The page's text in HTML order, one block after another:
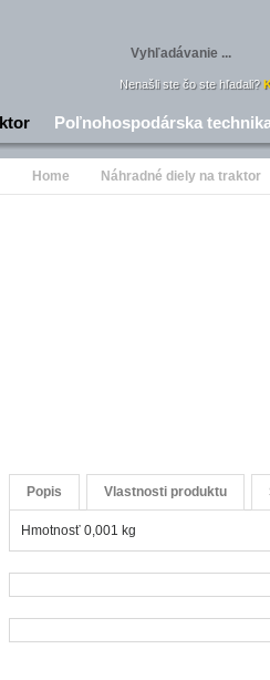
Nenašli ste čo ste hľadali?
Poľnohospodárska
Home Náhradné diely na traktor
Popis Vlastnosti produktu
Hmotnosť 0,001 kg